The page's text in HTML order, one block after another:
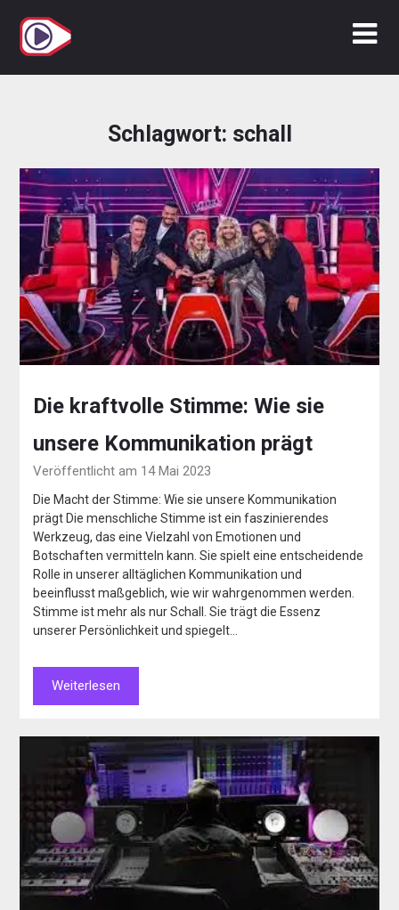
Inhalt
springen
Schlagwort: schall
Die kraftvolle Stimme: Wie sie
unsere Kommunikation prägt
Veröffentlicht am 14 Mai 2023
Die Macht der Stimme: Wie sie unsere Kommunikation
prägt Die menschliche Stimme ist ein faszinierendes
Werkzeug, das eine Vielzahl von Emotionen und
Botschaften vermitteln kann. Sie spielt eine entscheidende
Rolle in unserer alltäglichen Kommunikation und
beeinflusst maßgeblich, wie wir wahrgenommen werden.
Stimme ist mehr als nur Schall. Sie trägt die Essenz
unserer Persönlichkeit und spiegelt…
Weiterlesen